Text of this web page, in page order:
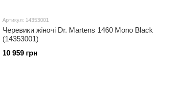
Артикул: 14353001
Черевики жіночі Dr. Martens 1460 Mono Black
(14353001)
10 959 грн